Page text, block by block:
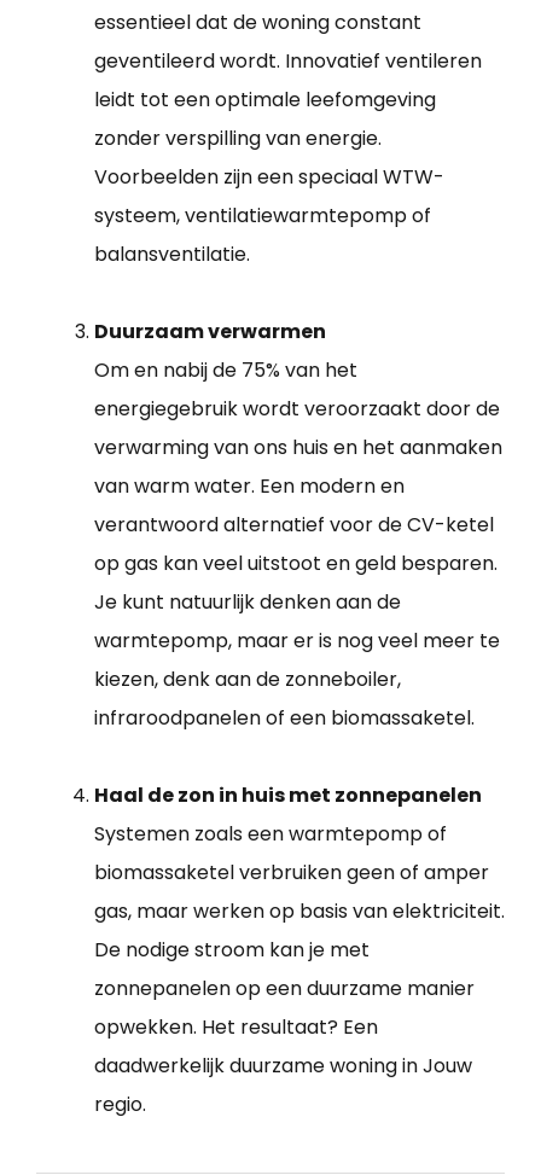
essentieel dat de woning constant
geventileerd wordt. Innovatief ventileren
leidt tot een optimale leefomgeving
zonder verspilling van energie.
Voorbeelden zijn een speciaal WTW-
systeem, ventilatiewarmtepomp of
balansventilatie.
Duurzaam verwarmen
Om en nabij de 75% van het
energiegebruik wordt veroorzaakt door de
verwarming van ons huis en het aanmaken
van warm water. Een modern en
verantwoord alternatief voor de CV-ketel
op gas kan veel uitstoot en geld besparen.
Je kunt natuurlijk denken aan de
warmtepomp, maar er is nog veel meer te
kiezen, denk aan de zonneboiler,
infraroodpanelen of een biomassaketel.
Haal de zon in huis met zonnepanelen
Systemen zoals een warmtepomp of
biomassaketel verbruiken geen of amper
gas, maar werken op basis van elektriciteit.
De nodige stroom kan je met
zonnepanelen op een duurzame manier
opwekken. Het resultaat? Een
daadwerkelijk duurzame woning in Jouw
regio.